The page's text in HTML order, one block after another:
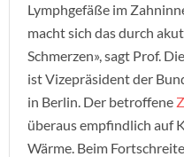
Lymphgefäße im
macht sich das durch
Schmerzen», sagt Prof.
ist Vizepräsident der
in Berlin. Der betroffene
überaus empfindlich auf
Wärme. Beim